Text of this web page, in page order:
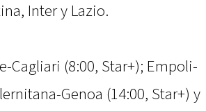
Inter y Lazio.
Cagliari (8:00, Star+); Empoli-
Genoa (14:00, Star+) y